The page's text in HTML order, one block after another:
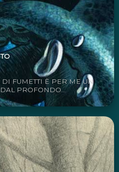
FUMETTI È PER ME UN
PROFONDO...